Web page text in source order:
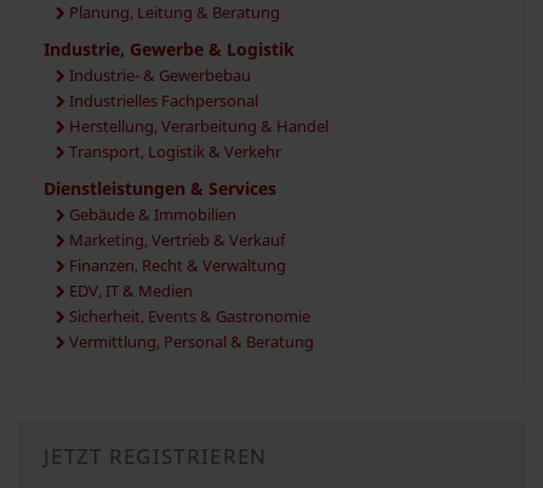
Planung, Leitung & Beratung
Industrie, Gewerbe & Logistik
Industrie- & Gewerbebau
Industrielles Fachpersonal
Herstellung, Verarbeitung & Handel
Transport, Logistik & Verkehr
Dienstleistungen & Services
Gebäude & Immobilien
Marketing, Vertrieb & Verkauf
Finanzen, Recht & Verwaltung
EDV, IT & Medien
Sicherheit, Events & Gastronomie
Vermittlung, Personal & Beratung
JETZT REGISTRIEREN